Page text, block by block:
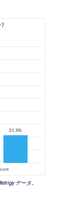
データ。